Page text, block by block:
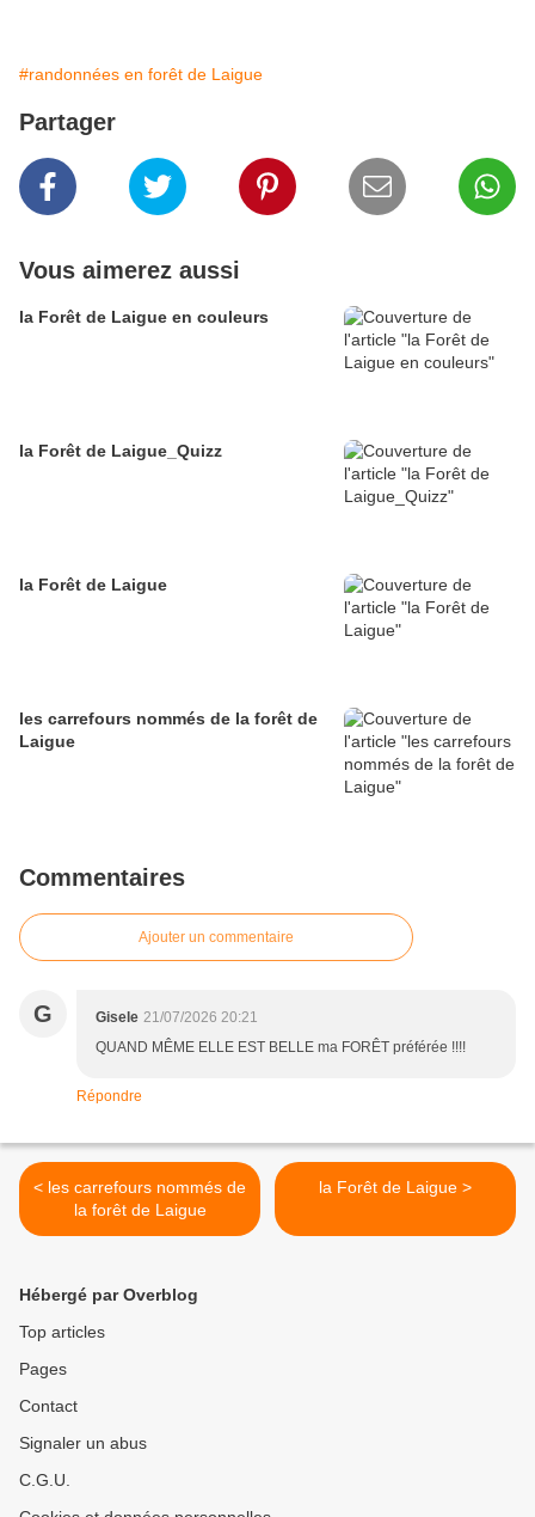
#randonnées en forêt de Laigue
Partager
Vous aimerez aussi
la Forêt de Laigue en couleurs
la Forêt de Laigue_Quizz
la Forêt de Laigue
les carrefours nommés de la forêt de
Laigue
Commentaires
Ajouter un commentaire
G Gisele 21/07/2026 20:21
QUAND MÊME ELLE EST BELLE ma FORÊT préférée !!!!
Répondre
< les carrefours nommés de
la forêt de Laigue
la Forêt de Laigue >
Hébergé par Overblog
Top articles
Pages
Contact
Signaler un abus
C.G.U.